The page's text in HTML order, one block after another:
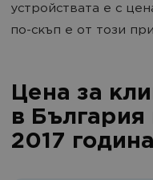
устройствата е с
по-скъп е от този
Цена за
в България
2017 година